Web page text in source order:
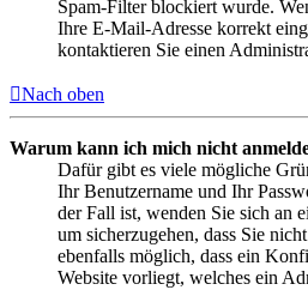
Spam-Filter blockiert wurde.
Ihre E-Mail-Adresse korrekt
kontaktieren Sie einen
Nach oben
Warum kann ich mich nicht
Dafür gibt es viele mögliche
Ihr Benutzername und Ihr
der Fall ist, wenden Sie sich an
um sicherzugehen, dass Sie
ebenfalls möglich, dass ein
Website vorliegt, welches ein